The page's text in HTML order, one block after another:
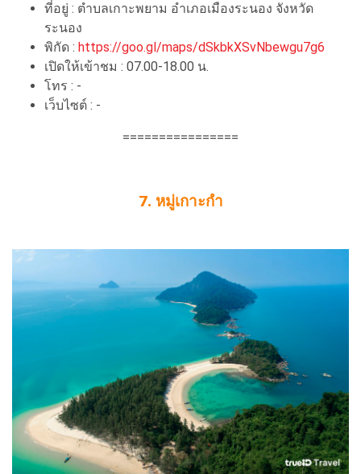
ที่อยู่ : ตําบลเกาะพยาม อําเภอเมืองระนอง จังหวัด
ระนอง
พิกัด : https://goo.gl/maps/dSkbkXSvNbewgu7g6
เปิดให้เข้าชม : 07.00-18.00 น.
โทร : -
เว็บไซต์ : -
================
7. หมู่เกาะกำ